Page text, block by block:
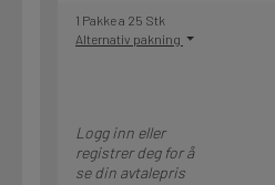
1 Pakke a 25 Stk
Alternativ pakning
Logg inn eller
registrer deg for å
se din avtalepris